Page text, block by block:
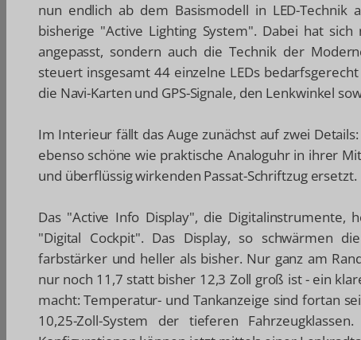
nun endlich ab dem Basismodell in LED-Technik
bisherige "Active Lighting System". Dabei hat
angepasst, sondern auch die Technik der
steuert insgesamt 44 einzelne LEDs
die Navi-Karten und GPS-Signale, den Lenkwinkel
Im Interieur fällt das Auge zunächst auf zwei
ebenso schöne wie praktische Analoguhr in ihrer
und überflüssig wirkenden Passat-Schriftzug ersetzt.
Das "Active Info Display", die Digitalinstrumente,
"Digital Cockpit". Das Display, so schwärmen
farbstärker und heller als bisher. Nur ganz am
nur noch 11,7 statt bisher 12,3 Zoll groß ist - ein
macht: Temperatur- und Tankanzeige sind fortan
10,25-Zoll-System der tieferen